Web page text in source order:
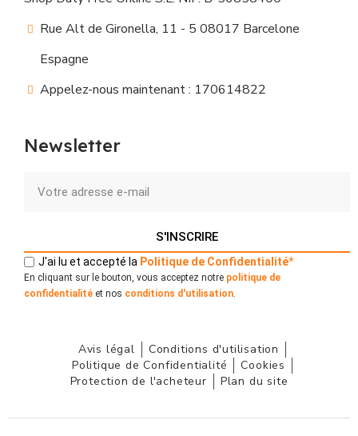
Rue Alt de Gironella, 11 - 5 08017 Barcelone
Espagne
Appelez-nous maintenant : 170614822
Newsletter
S'INSCRIRE
J'ai lu et accepté la Politique de Confidentialité*
En cliquant sur le bouton, vous acceptez notre politique de
confidentialité et nos conditions d'utilisation.
Avis légal
Conditions d'utilisation
Politique de Confidentialité
Cookies
Protection de l'acheteur
Plan du site